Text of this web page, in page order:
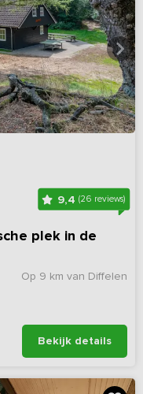
9,4 (26 reviews)
plek in de
Op 9 km van Diffelen
Bekijk details